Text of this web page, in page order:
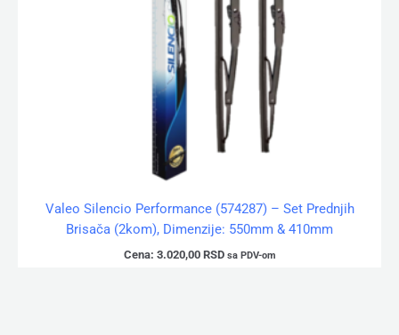
Valeo Silencio Performance (574287) – Set Prednjih
Brisača (2kom), Dimenzije: 550mm & 410mm
Cena: 3.020,00 RSD sa PDV-om